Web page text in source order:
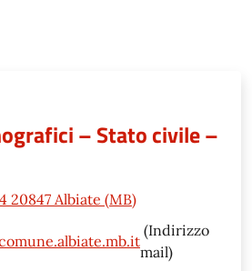
– Stato civile –
20847 Albiate (MB)
(Indirizzo
mail)